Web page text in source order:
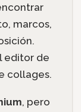
marcos,
editor de
collages.
, pero